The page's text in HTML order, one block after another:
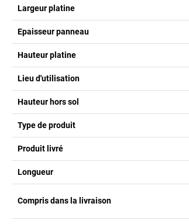
Largeur platine
Epaisseur panneau
Hauteur platine
Lieu d'utilisation
Hauteur hors sol
Type de produit
Produit livré
Longueur
Compris dans la livraison